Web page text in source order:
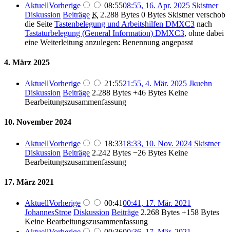
AktuellVorherige 08:5508:55, 16. Apr. 2025 Skistner
Diskussion Beiträge K 2.288 Bytes 0 Bytes Skistner verschob
die Seite Tastenbelegung und Arbeitshilfen DMXC3 nach
Tastaturbelegung (General Information) DMXC3, ohne dabei
eine Weiterleitung anzulegen: Benennung angepasst
4. März 2025
AktuellVorherige 21:5521:55, 4. Mär. 2025 Jkuehn
Diskussion Beiträge 2.288 Bytes +46 Bytes Keine
Bearbeitungszusammenfassung
10. November 2024
AktuellVorherige 18:3318:33, 10. Nov. 2024 Skistner
Diskussion Beiträge 2.242 Bytes −26 Bytes Keine
Bearbeitungszusammenfassung
17. März 2021
AktuellVorherige 00:4100:41, 17. Mär. 2021
JohannesStroe Diskussion Beiträge 2.268 Bytes +158 Bytes
Keine Bearbeitungszusammenfassung